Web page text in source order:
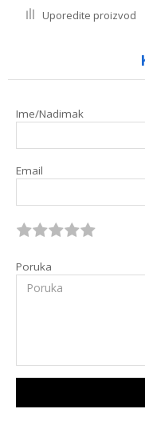
Uporedite proizvod
Ime/Nadimak
Email
Poruka